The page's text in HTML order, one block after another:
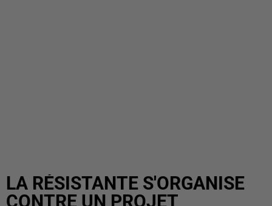
LA RÉSISTANTE S'ORGANISE
CONTRE UN PROJET